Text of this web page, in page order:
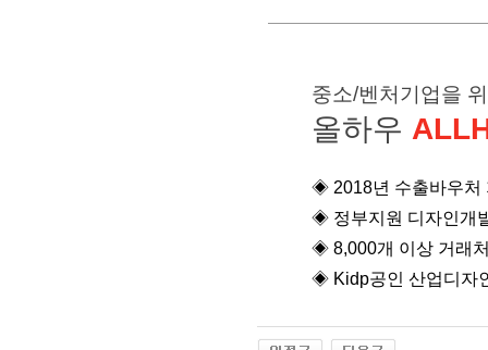
중소/벤처기업을
올하우
◈ 2018년 수출바우처
◈ 정부지원 디자인개
◈ 8,000개 이상 거래
◈ Kidp공인 산업디자